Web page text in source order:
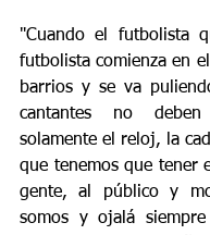
"Cuando el futbolista
futbolista comienza en
barrios y se va
cantantes no
solamente el reloj, la
que tenemos que tener
gente, al público y
somos y ojalá